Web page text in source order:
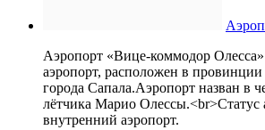
Аэропорт «Вице-коммодор
аэропорт, расположен в
города Сапала.Аэропорт назван в
лётчика Марио Олессы.<br>Статус
внутренний аэропорт.